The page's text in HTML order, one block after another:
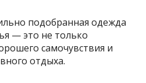
подобранная одежда
— это не только
самочувствия и
отдыха.